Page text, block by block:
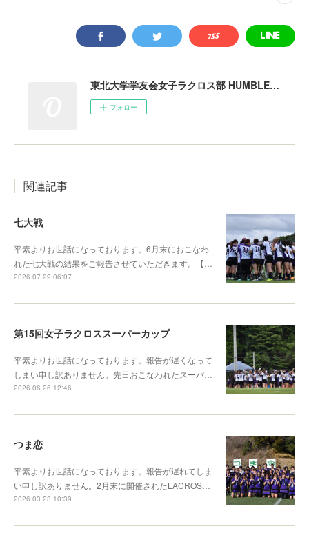
東北大学学友会女子ラクロス部 HUMBLERS
フォロー
関連記事
七大戦
平素よりお世話になっております。6月末におこなわ
れた七大戦の結果をご報告させていただきます。【…
2026.07.29 06:07
第15回女子ラクロススーパーカップ
平素よりお世話になっております。報告が遅くなって
しまい申し訳ありません。先日おこなわれたスーパ…
2026.06.26 12:46
つま恋
平素よりお世話になっております。報告が遅れてしま
い申し訳ありません。2月末に開催されたLACROS…
2026.03.23 10:39